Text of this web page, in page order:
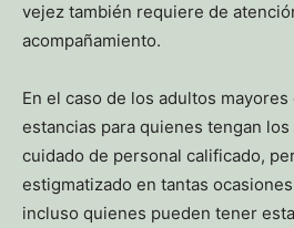
vejez también requiere de
acompañamiento.
En el caso de los adultos
estancias para quienes tengan
cuidado de personal calificado,
estigmatizado en tantas
incluso quienes pueden tener